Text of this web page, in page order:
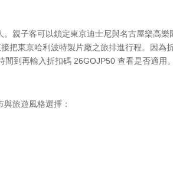
親子客可以鎖定東京迪士尼與名古屋樂高樂
把東京哈利波特製片廠之旅排進行程。因為
到再輸入折扣碼 26GOJP50 查看是否適用。
旅遊風格選擇：